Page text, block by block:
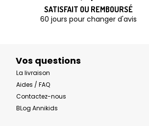
SATISFAIT OU REMBOURSÉ
60 jours pour changer d'avis
Vos questions
La livraison
Aides / FAQ
Contactez-nous
BLog Annikids